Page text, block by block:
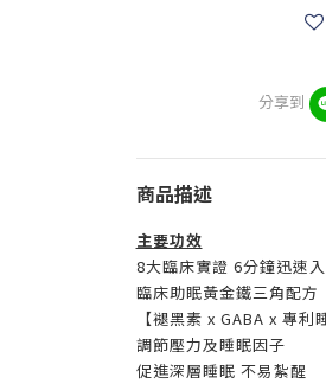
分享到
商品描述
主要功效
8大臨床實證 6分鐘迅速
臨床助眠黃金鐵三角配方
【褪黑素 x GABA x 專利
調節壓力及睡眠因子
促進深層睡眠 不易紮醒